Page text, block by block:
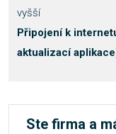
vyšší
Připojení k
aktualizací
Ste firma a